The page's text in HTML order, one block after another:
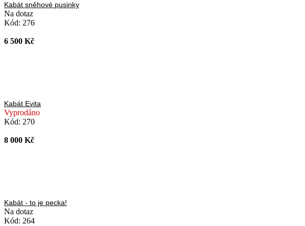
Kabát sněhové pusinky
Na dotaz
Kód: 276
6 500 Kč
Kabát Evita
Vyprodáno
Kód: 270
8 000 Kč
Kabát - to je pecka!
Na dotaz
Kód: 264